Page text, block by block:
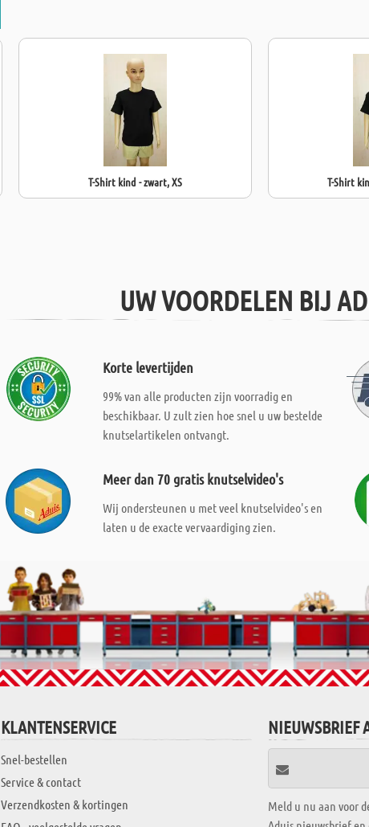
T-Shirt kind - zwart, XS T-Shirt
UW VOORDELEN BIJ
Korte levertijden
99% van alle producten zijn voorradig en
beschikbaar. U zult zien hoe snel u uw bestelde
knutselartikelen ontvangt.
Meer dan 70 gratis knutselvideo's
Wij ondersteunen u met veel knutselvideo's en
laten u de exacte vervaardiging zien.
KLANTENSERVICE
Snel-bestellen
Service & contact
Verzendkosten & kortingen
NIEUWSBRIEF
Meld u nu aan voor